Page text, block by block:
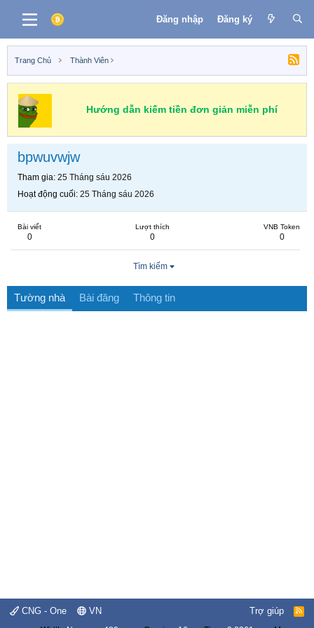
Đăng nhập Đăng ký
Trang Chủ Thành Viên
Hướng dẫn kiếm tiền đơn giản miễn phí
bpwuvwjw
Tham gia 25 Tháng sáu 2026
Hoạt động cuối 25 Tháng sáu 2026
Bài viết
0
Lượt thích
0
VNB Token
0
Tìm kiếm
Tường nhà Bài đăng Thông tin
CNG - One VN Trợ giúp
R